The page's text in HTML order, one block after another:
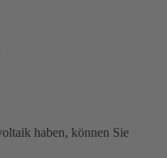
haben, können Sie